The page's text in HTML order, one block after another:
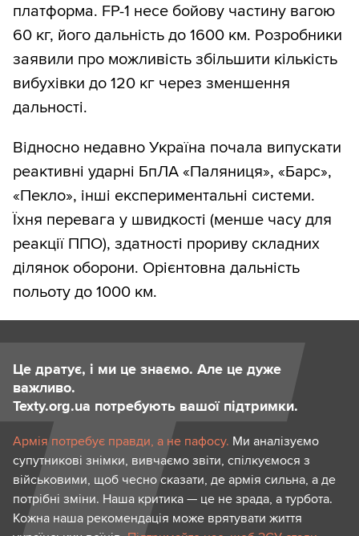
платформа. FP-1 несе бойову частину вагою
60 кг, його дальність до 1600 км. Розробники
заявили про можливість збільшити кількість
вибухівки до 120 кг через зменшення
дальності.
Відносно недавно Україна почала випускати
реактивні ударні БпЛА «Паляниця», «Барс»,
«Пекло», інші експериментальні системи.
Їхня перевага у швидкості (менше часу для
реакції ППО), здатності прориву складних
ділянок оборони. Орієнтовна дальність
польоту до 1000 км.
Це дратує, і ми це знаємо. Але це дуже
важливо.
Texty.org.ua потребують вашої підтримки.
Армія потребує правди, а не пафосу. Ми аналізуємо
супутникові знімки, вивчаємо звіти, спілкуємося з
військовими, щоб чесно сказати, де армія сильна, а де
потрібні зміни. Наша критика — це не зрада, а турбота.
Кожна наша рекомендація може врятувати життя